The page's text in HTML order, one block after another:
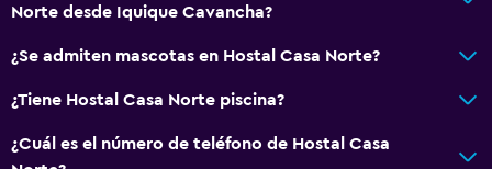
Espacio de almacenamiento
Terraza/patio
Norte desde Iquique Cavancha?
¿Se admiten mascotas en Hostal Casa Norte?
¿Tiene Hostal Casa Norte piscina?
¿Cuál es el número de teléfono de Hostal Casa